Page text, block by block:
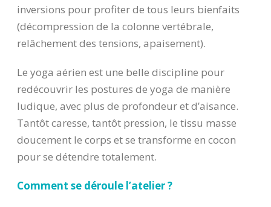
inversions pour profiter de tous leurs bienfaits
(décompression de la colonne vertébrale,
relâchement des tensions, apaisement).
Le yoga aérien est une belle discipline pour
redécouvrir les postures de yoga de manière
ludique, avec plus de profondeur et d’aisance.
Tantôt caresse, tantôt pression, le tissu masse
doucement le corps et se transforme en cocon
pour se détendre totalement.
Comment se déroule l’atelier ?